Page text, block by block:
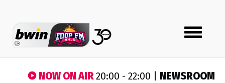
Toggle
navigation
NOW ON AIR20:00 - 22:00 | NEWSROOM